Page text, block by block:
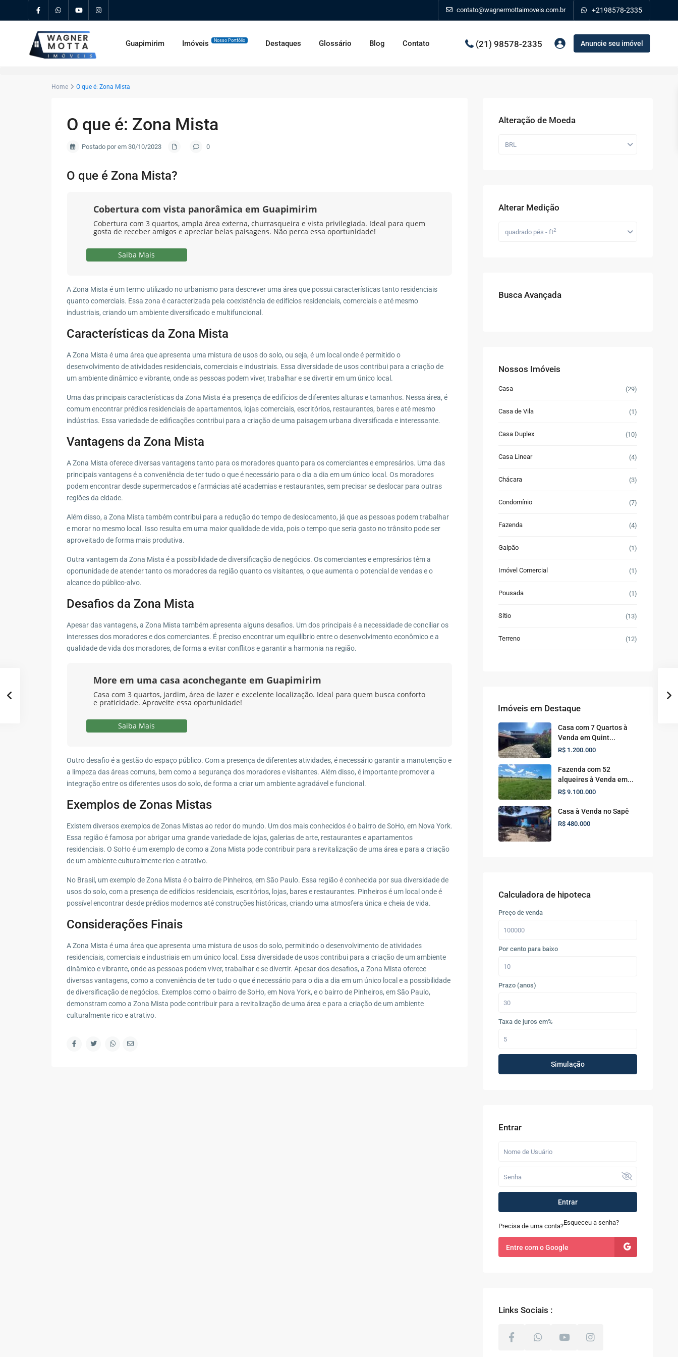
contato@wagnermottaimoveis.com.br +2198578-2335
Guapimirim Imóveis Nosso Portfólio Destaques Glossário Blog Contato (21) 98578-2335 Anuncie seu imóvel
Home O que é: Zona Mista
O que é: Zona Mista
Postado por em 30/10/2023 0
O que é Zona Mista?
Cobertura com vista panorâmica em Guapimirim
Cobertura com 3 quartos, ampla área externa, churrasqueira e vista privilegiada. Ideal para quem
gosta de receber amigos e apreciar belas paisagens. Não perca essa oportunidade!
Saiba Mais
A Zona Mista é um termo utilizado no urbanismo para descrever uma área que possui características tanto residenciais
quanto comerciais. Essa zona é caracterizada pela coexistência de edifícios residenciais, comerciais e até mesmo
industriais, criando um ambiente diversificado e multifuncional.
Características da Zona Mista
A Zona Mista é uma área que apresenta uma mistura de usos do solo, ou seja, é um local onde é permitido o
desenvolvimento de atividades residenciais, comerciais e industriais. Essa diversidade de usos contribui para a criação de
um ambiente dinâmico e vibrante, onde as pessoas podem viver, trabalhar e se divertir em um único local.
Uma das principais características da Zona Mista é a presença de edifícios de diferentes alturas e tamanhos. Nessa área, é
comum encontrar prédios residenciais de apartamentos, lojas comerciais, escritórios, restaurantes, bares e até mesmo
indústrias. Essa variedade de edificações contribui para a criação de uma paisagem urbana diversificada e interessante.
Vantagens da Zona Mista
A Zona Mista oferece diversas vantagens tanto para os moradores quanto para os comerciantes e empresários. Uma das
principais vantagens é a conveniência de ter tudo o que é necessário para o dia a dia em um único local. Os moradores
podem encontrar desde supermercados e farmácias até academias e restaurantes, sem precisar se deslocar para outras
regiões da cidade.
Além disso, a Zona Mista também contribui para a redução do tempo de deslocamento, já que as pessoas podem trabalhar
e morar no mesmo local. Isso resulta em uma maior qualidade de vida, pois o tempo que seria gasto no trânsito pode ser
aproveitado de forma mais produtiva.
Outra vantagem da Zona Mista é a possibilidade de diversificação de negócios. Os comerciantes e empresários têm a
oportunidade de atender tanto os moradores da região quanto os visitantes, o que aumenta o potencial de vendas e o
alcance do público-alvo.
Desafios da Zona Mista
Apesar das vantagens, a Zona Mista também apresenta alguns desafios. Um dos principais é a necessidade de conciliar os
interesses dos moradores e dos comerciantes. É preciso encontrar um equilíbrio entre o desenvolvimento econômico e a
qualidade de vida dos moradores, de forma a evitar conflitos e garantir a harmonia na região.
More em uma casa aconchegante em Guapimirim
Casa com 3 quartos, jardim, área de lazer e excelente localização. Ideal para quem busca conforto
e praticidade. Aproveite essa oportunidade!
Saiba Mais
Outro desafio é a gestão do espaço público. Com a presença de diferentes atividades, é necessário garantir a manutenção e
a limpeza das áreas comuns, bem como a segurança dos moradores e visitantes. Além disso, é importante promover a
integração entre os diferentes usos do solo, de forma a criar um ambiente agradável e funcional.
Exemplos de Zonas Mistas
Existem diversos exemplos de Zonas Mistas ao redor do mundo. Um dos mais conhecidos é o bairro de SoHo, em Nova York.
Essa região é famosa por abrigar uma grande variedade de lojas, galerias de arte, restaurantes e apartamentos
residenciais. O SoHo é um exemplo de como a Zona Mista pode contribuir para a revitalização de uma área e para a criação
de um ambiente culturalmente rico e atrativo.
No Brasil, um exemplo de Zona Mista é o bairro de Pinheiros, em São Paulo. Essa região é conhecida por sua diversidade de
usos do solo, com a presença de edifícios residenciais, escritórios, lojas, bares e restaurantes. Pinheiros é um local onde é
possível encontrar desde prédios modernos até construções históricas, criando uma atmosfera única e cheia de vida.
Considerações Finais
A Zona Mista é uma área que apresenta uma mistura de usos do solo, permitindo o desenvolvimento de atividades
residenciais, comerciais e industriais em um único local. Essa diversidade de usos contribui para a criação de um ambiente
dinâmico e vibrante, onde as pessoas podem viver, trabalhar e se divertir. Apesar dos desafios, a Zona Mista oferece
diversas vantagens, como a conveniência de ter tudo o que é necessário para o dia a dia em um único local e a possibilidade
de diversificação de negócios. Exemplos como o bairro de SoHo, em Nova York, e o bairro de Pinheiros, em São Paulo,
demonstram como a Zona Mista pode contribuir para a revitalização de uma área e para a criação de um ambiente
culturalmente rico e atrativo.
Alteração de Moeda
BRL
Alterar Medição
quadrado pés - ft2
Busca Avançada
Nossos Imóveis
Casa (29)
Casa de Vila (1)
Casa Duplex (10)
Casa Linear (4)
Chácara (3)
Condomínio (7)
Fazenda (4)
Galpão (1)
Imóvel Comercial (1)
Pousada (1)
Sítio (13)
Terreno (12)
Imóveis em Destaque
Casa com 7 Quartos à
Venda em Quint...
R$ 1.200.000
Fazenda com 52
alqueires à Venda em...
R$ 9.100.000
Casa à Venda no Sapê
R$ 480.000
Calculadora de hipoteca
Preço de venda
Por cento para baixo
Prazo (anos)
Taxa de juros em%
Simulação
Entrar
Entrar
Precisa de uma conta?Esqueceu a senha?
Entre com o Google
Links Sociais :
Casa com 7 Quartos à
Fazenda com 52
Casa à Venda no
Sapê